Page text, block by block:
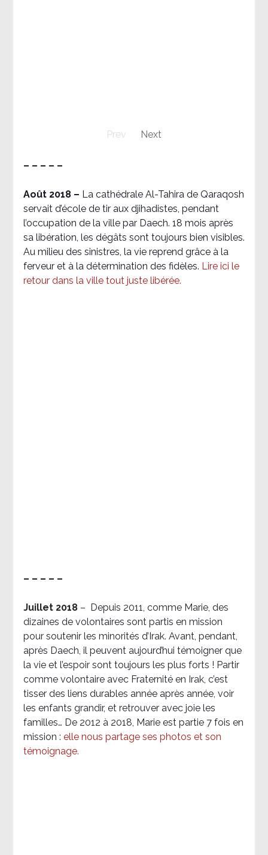
Prev Next
– – – – –
Août 2018 – La cathédrale Al-Tahira de Qaraqosh
servait d’école de tir aux djihadistes, pendant
l’occupation de la ville par Daech. 18 mois après
sa libération, les dégâts sont toujours bien visibles.
Au milieu des sinistres, la vie reprend grâce à la
ferveur et à la détermination des fidèles. Lire ici le
retour dans la ville tout juste libérée.
– – – – –
Juillet 2018 –
Depuis 2011, comme Marie, des
dizaines de volontaires sont partis en mission
pour soutenir les minorités d’Irak. Avant, pendant,
après Daech, il peuvent aujourd’hui témoigner que
la vie et l’espoir sont toujours les plus forts ! Partir
comme volontaire avec Fraternité en Irak, c’est
tisser des liens durables année après année, voir
les enfants grandir, et retrouver avec joie les
familles… De 2012 à 2018, Marie est partie 7 fois en
mission : elle nous partage ses photos et son
témoignage.